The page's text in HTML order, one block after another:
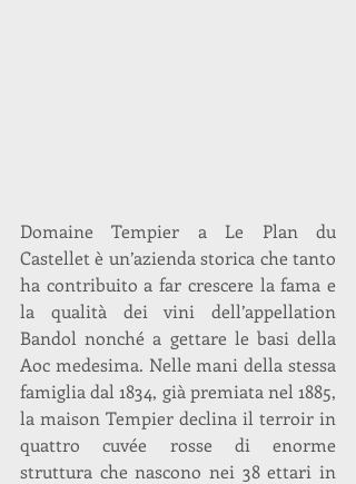
Domaine Tempier a Le Plan du
Castellet è un’azienda storica che tanto
ha contribuito a far crescere la fama e
la qualità dei vini dell’appellation
Bandol nonché a gettare le basi della
Aoc medesima. Nelle mani della stessa
famiglia dal 1834, già premiata nel 1885,
la maison Tempier declina il terroir in
quattro cuvée rosse di enorme
struttura che nascono nei 38 ettari in